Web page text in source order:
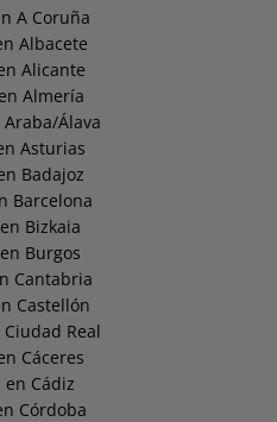
A Coruña
Albacete
Alicante
Almería
Álava
Asturias
Badajoz
Barcelona
Bizkaia
Burgos
Cantabria
Castellón
Real
Cáceres
en Cádiz
Córdoba